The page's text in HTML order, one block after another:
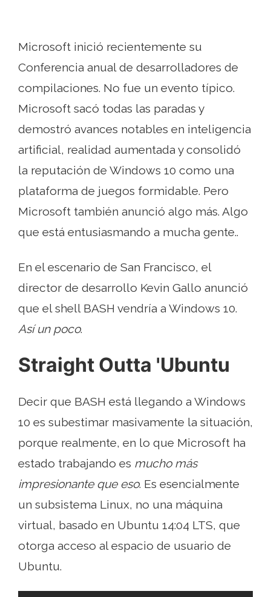
Microsoft inició recientemente su
Conferencia anual de desarrolladores de
compilaciones. No fue un evento típico.
Microsoft sacó todas las paradas y
demostró avances notables en inteligencia
artificial, realidad aumentada y consolidó
la reputación de Windows 10 como una
plataforma de juegos formidable. Pero
Microsoft también anunció algo más. Algo
que está entusiasmando a mucha gente..
En el escenario de San Francisco, el
director de desarrollo Kevin Gallo anunció
que el shell BASH vendría a Windows 10.
Así un poco.
Straight Outta 'Ubuntu
Decir que BASH está llegando a Windows
10 es subestimar masivamente la situación,
porque realmente, en lo que Microsoft ha
estado trabajando es mucho más
impresionante que eso. Es esencialmente
un subsistema Linux, no una máquina
virtual, basado en Ubuntu 14:04 LTS, que
otorga acceso al espacio de usuario de
Ubuntu.